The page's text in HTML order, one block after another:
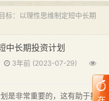
新添加量子混沌系统板块，欢迎大家访问！
---“量子混沌系
标：以理性思维制定短中长期
中长期投资计划
3年前 (2023-07-29)
是非常重要的，这有助于投